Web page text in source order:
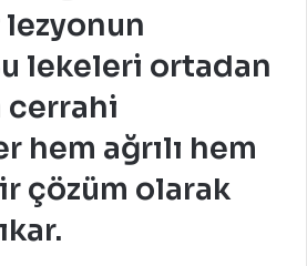
lekeleri ortadan
cerrahi
hem ağrılı hem
çözüm olarak